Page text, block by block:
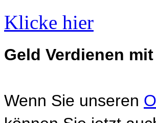
Klicke hier
Geld Verdienen
Wenn Sie unseren